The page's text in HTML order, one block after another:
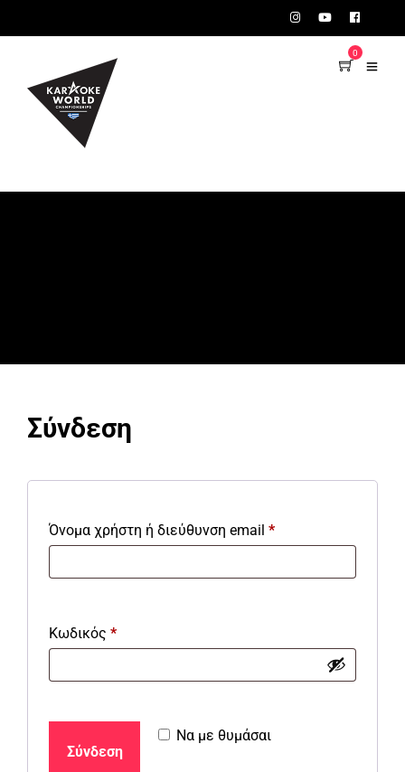
0
Σύνδεση
Όνομα χρήστη ή διεύθυνση email *Απαιτείται
Κωδικός *Απαιτείται
Να με θυμάσαι
Σύνδεση